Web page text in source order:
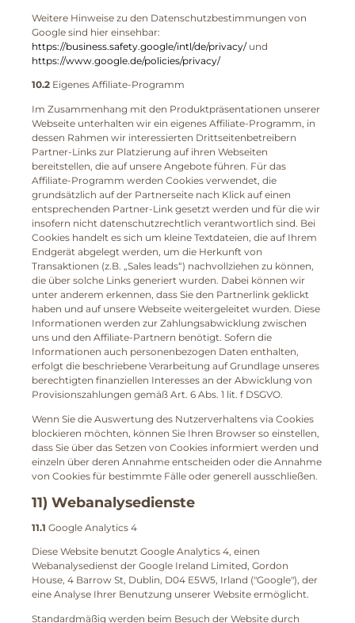
Weitere Hinweise zu den Datenschutzbestimmungen von
Google sind hier einsehbar:
https://business.safety.google/intl/de/privacy/und
https://www.google.de/policies/privacy/
10.2 Eigenes Affiliate-Programm
Im Zusammenhang mit den Produktpräsentationen unserer
Webseite unterhalten wir ein eigenes Affiliate-Programm, in
dessen Rahmen wir interessierten Drittseitenbetreibern
Partner-Links zur Platzierung auf ihren Webseiten
bereitstellen, die auf unsere Angebote führen. Für das
Affiliate-Programm werden Cookies verwendet, die
grundsätzlich auf der Partnerseite nach Klick auf einen
entsprechenden Partner-Link gesetzt werden und für die wir
insofern nicht datenschutzrechtlich verantwortlich sind. Bei
Cookies handelt es sich um kleine Textdateien, die auf Ihrem
Endgerät abgelegt werden, um die Herkunft von
Transaktionen (z.B. „Sales leads“) nachvollziehen zu können,
die über solche Links generiert wurden. Dabei können wir
unter anderem erkennen, dass Sie den Partnerlink geklickt
haben und auf unsere Webseite weitergeleitet wurden. Diese
Informationen werden zur Zahlungsabwicklung zwischen
uns und den Affiliate-Partnern benötigt. Sofern die
Informationen auch personenbezogen Daten enthalten,
erfolgt die beschriebene Verarbeitung auf Grundlage unseres
berechtigten finanziellen Interesses an der Abwicklung von
Provisionszahlungen gemäß Art. 6 Abs. 1 lit. f DSGVO.
Wenn Sie die Auswertung des Nutzerverhaltens via Cookies
blockieren möchten, können Sie Ihren Browser so einstellen,
dass Sie über das Setzen von Cookies informiert werden und
einzeln über deren Annahme entscheiden oder die Annahme
von Cookies für bestimmte Fälle oder generell ausschließen.
11) Webanalysedienste
11.1 Google Analytics 4
Diese Website benutzt Google Analytics 4, einen
Webanalysedienst der Google Ireland Limited, Gordon
House, 4 Barrow St, Dublin, D04 E5W5, Irland ("Google"), der
eine Analyse Ihrer Benutzung unserer Website ermöglicht.
Standardmäßig werden beim Besuch der Website durch